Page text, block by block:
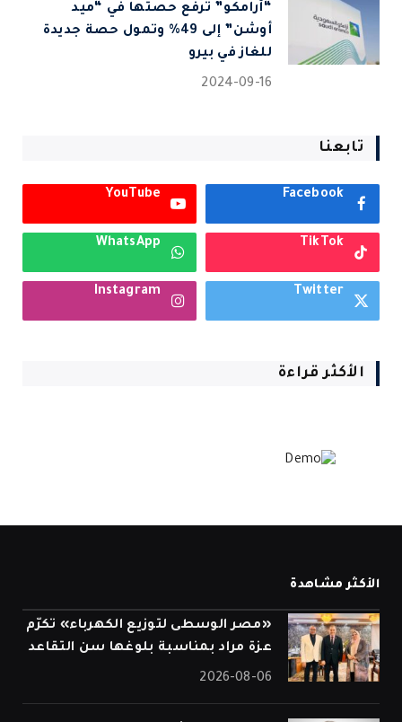
“أرامكو” ترفع حصتها في “ميد
أوشن” إلى 49% وتمول حصة جديدة
للغاز في بيرو
2024-09-16
تابعنا
Facebook
YouTube
TikTok
WhatsApp
Twitter
Instagram
الأكثر قراءة
الأكثر مشاهدة
«مصر الوسطى لتوزيع الكهرباء» تكرّم
عزة مراد بمناسبة بلوغها سن التقاعد
2026-08-06